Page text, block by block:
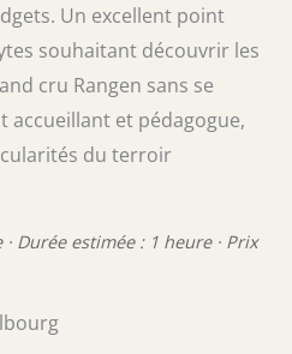
Un excellent point
souhaitant découvrir les
cru Rangen sans se
accueillant et pédagogue,
du terroir
Durée estimée : 1 heure · Prix